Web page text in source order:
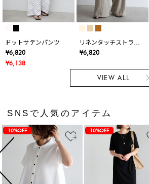
ドットサテンパンツ
¥6,820
¥6,138
リネンタッチストライ
プタックワイドパンツ
¥6,820
VIEW ALL
SNSで人気のアイテム
10%OFF 10%OFF